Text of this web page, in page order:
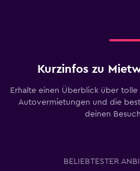
Kurzinfos zu
Erhalte einen Überblick über
Autovermietungen und die
deinen
BELIEBTESTER